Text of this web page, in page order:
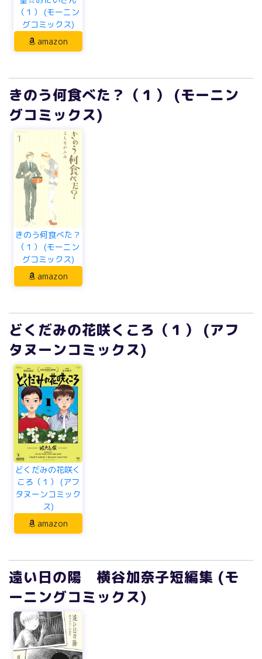
（１） (モーニン
グコミックス)
amazon
きのう何食べた？（１） (モーニン
グコミックス)
きのう何食べた？
（１） (モーニン
グコミックス)
amazon
どくだみの花咲くころ（１） (アフ
タヌーンコミックス)
どくだみの花咲く
ころ（１） (アフ
タヌーンコミック
ス)
amazon
遠い日の陽 横谷加奈子短編集 (モ
ーニングコミックス)